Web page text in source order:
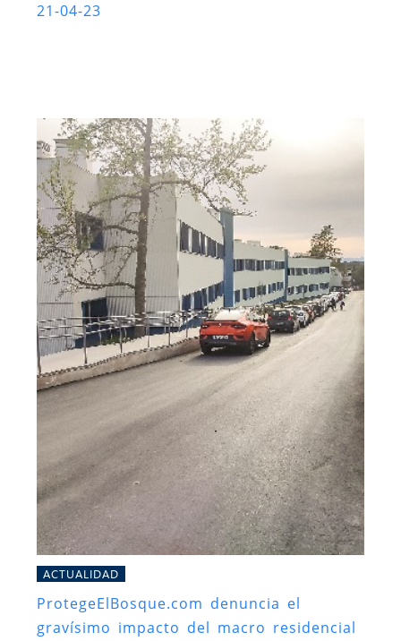
21-04-23
ACTUALIDAD
ProtegeElBosque.com denuncia el
gravísimo impacto del macro residencial